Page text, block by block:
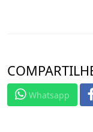
Whatsapp